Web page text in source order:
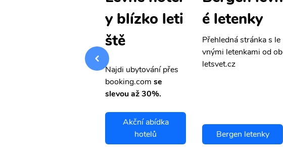
vnými letenkami od ob
y blízko leti
ště
Najdi ubytování přes
booking.com se
slevou až 30%.
Akční abídka
hotelů
é letenky
Přehledná stránka s le
vnými letenkami od ob
letsvet.cz
Bergen letenky